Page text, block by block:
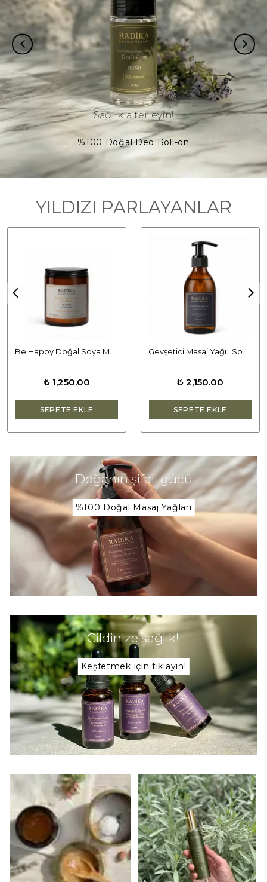
Sağlıkla terleyin!
%100 Doğal Deo Roll-on
YILDIZI PARLAYANLAR
₺ 1,250.00
SEPETE EKLE
₺ 2,150.00
SEPETE EKLE
Doğanın şifalı gücü
%100 Doğal Masaj Yağları
Cildinize sağlık!
Keşfetmek için tıklayın!